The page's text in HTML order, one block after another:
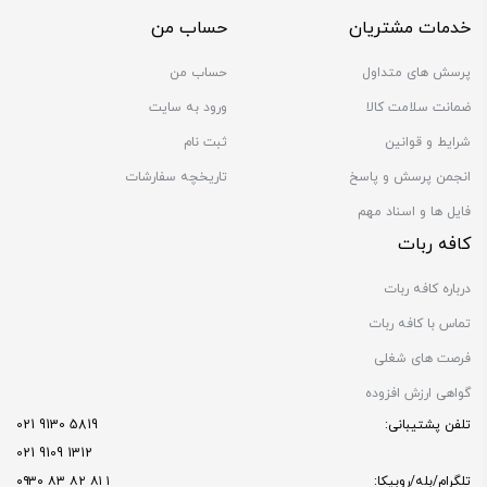
خدمات مشتریان
پرسش های متداول
ضمانت سلامت کالا
شرایط و قوانین
انجمن پرسش و پاسخ
فایل ها و اسناد مهم
حساب من
حساب من
ورود به سایت
ثبت نام
تاریخچه سفارشات
کافه ربات
درباره کافه ربات
تماس با کافه ربات
فرصت های شغلی
گواهی ارزش افزوده
تلفن پشتیبانی:
5819 9130 021
1312 9109 021
تلگرام/بله/روبیکا:
۱ ۸۱ ۸۲ ۸۳ ۰۹۳۰